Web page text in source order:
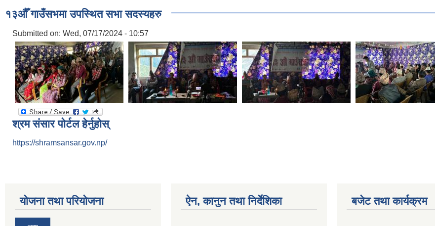
१३औँ गाउँसभमा उपस्थित सभा सदस्यहरु
Submitted on: Wed, 07/17/2024 - 10:57
श्रम संसार पोर्टल हेर्नुहोस्
https://shramsansar.gov.np/
योजना तथा परियोजना ऐन, कानुन तथा निर्देशिका बजेट तथा कार्यक्रम